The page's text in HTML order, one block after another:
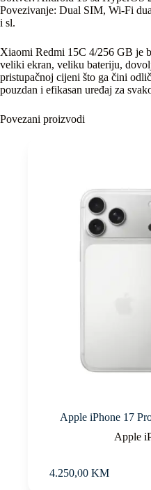
Povezivanje: Dual SIM, Wi-Fi
i sl.
Xiaomi Redmi 15C 4/256 GB je
veliki ekran, veliku bateriju,
pristupačnoj cijeni što ga čini
pouzdan i efikasan uređaj za
Povezani proizvodi
Apple iPhone 17
Apple
4.250,00 KM